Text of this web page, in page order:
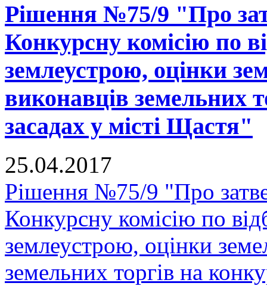
Рішення №75/9 "Про
Конкурсну комісію по
землеустрою, оцінки
виконавців земельних
засадах у місті Щастя"
25.04.2017
Рішення №75/9 "Про
Конкурсну комісію по
землеустрою, оцінки
земельних торгів на